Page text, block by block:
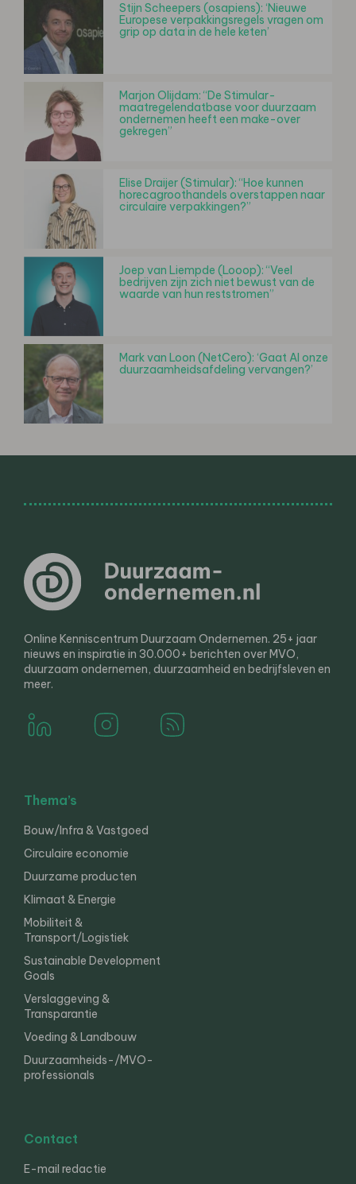
Stijn Scheepers (osapiens): ‘Nieuwe
Europese verpakkingsregels vragen om
grip op data in de hele keten’
Marjon Olijdam: “De Stimular-
maatregelendatbase voor duurzaam
ondernemen heeft een make-over
gekregen”
Elise Draijer (Stimular): “Hoe kunnen
horecagroothandels overstappen naar
circulaire verpakkingen?”
Joep van Liempde (Looop): “Veel
bedrijven zijn zich niet bewust van de
waarde van hun reststromen”
Mark van Loon (NetCero): ‘Gaat AI onze
duurzaamheidsafdeling vervangen?’
Online Kenniscentrum Duurzaam Ondernemen. 25+ jaar
nieuws en inspiratie in 30.000+ berichten over MVO,
duurzaam ondernemen, duurzaamheid en bedrijfsleven en
meer.
Thema’s
Bouw/Infra & Vastgoed
Circulaire economie
Duurzame producten
Klimaat & Energie
Mobiliteit &
Transport/Logistiek
Sustainable Development
Goals
Verslaggeving &
Transparantie
Voeding & Landbouw
Duurzaamheids-/MVO-
professionals
Contact
E-mail redactie